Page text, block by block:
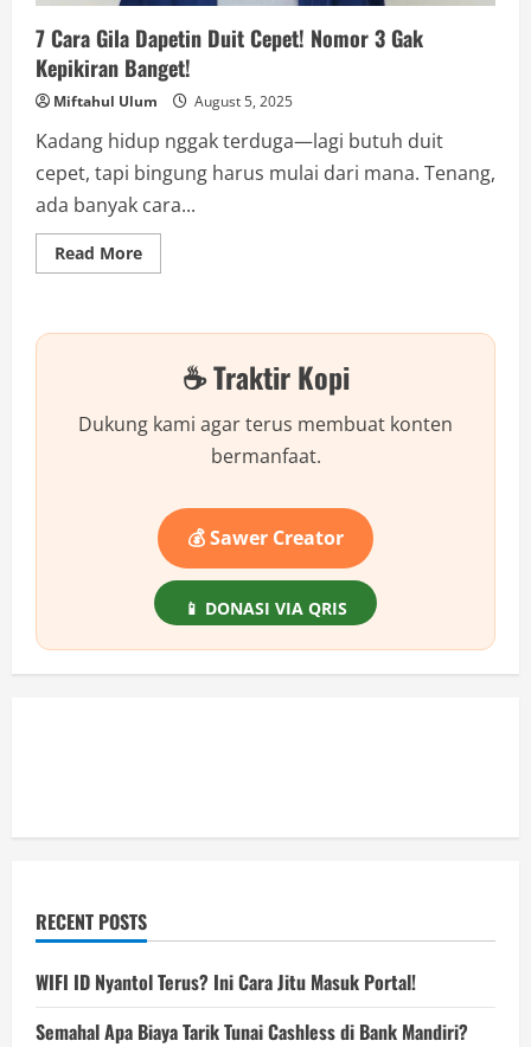
7 Cara Gila Dapetin Duit Cepet! Nomor 3 Gak
Kepikiran Banget!
Miftahul Ulum August 5, 2025
Kadang hidup nggak terduga—lagi butuh duit
cepet, tapi bingung harus mulai dari mana. Tenang,
ada banyak cara...
Read MoreRead
more
Gila
Cepet!
3
Gak
Kepikiran
☕ Traktir Kopi
Dukung kami agar terus membuat konten
bermanfaat.
💰 Sawer Creator
📱 DONASI VIA QRIS
RECENT POSTS
WIFI ID Nyantol Terus? Ini Cara Jitu Masuk Portal!
Semahal Apa Biaya Tarik Tunai Cashless di Bank Mandiri?